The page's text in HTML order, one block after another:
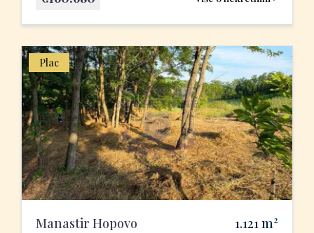
Plac
Manastir Hopovo 1.121m2